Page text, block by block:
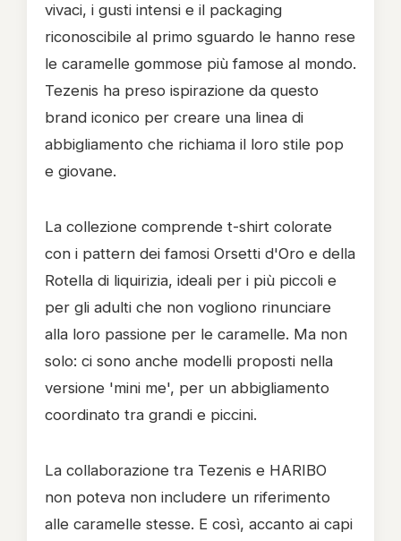
vivaci, i gusti intensi e il packaging
riconoscibile al primo sguardo le hanno rese
le caramelle gommose più famose al mondo.
Tezenis ha preso ispirazione da questo
brand iconico per creare una linea di
abbigliamento che richiama il loro stile pop
e giovane.
La collezione comprende t-shirt colorate
con i pattern dei famosi Orsetti d'Oro e della
Rotella di liquirizia, ideali per i più piccoli e
per gli adulti che non vogliono rinunciare
alla loro passione per le caramelle. Ma non
solo: ci sono anche modelli proposti nella
versione 'mini me', per un abbigliamento
coordinato tra grandi e piccini.
La collaborazione tra Tezenis e HARIBO
non poteva non includere un riferimento
alle caramelle stesse. E così, accanto ai capi